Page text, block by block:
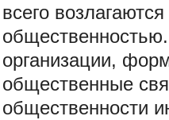
всего
организации,
общественные
общественности